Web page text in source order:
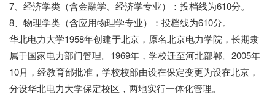
7、经济学类（含金融学、经济学专业）：投档线为610分。
8、物理学类（含应用物理学专业）：投档线为610分。
华北电力大学1958年创建于北京，原名北京电力学院，长期隶
属于国家电力部门管理。1969年，学校迁至河北部郸。2005年
10月，经教育部批准，学校校部由设在保定变更为设在北京，
分设华北电力大学保定校区，两地实行一体化管理。